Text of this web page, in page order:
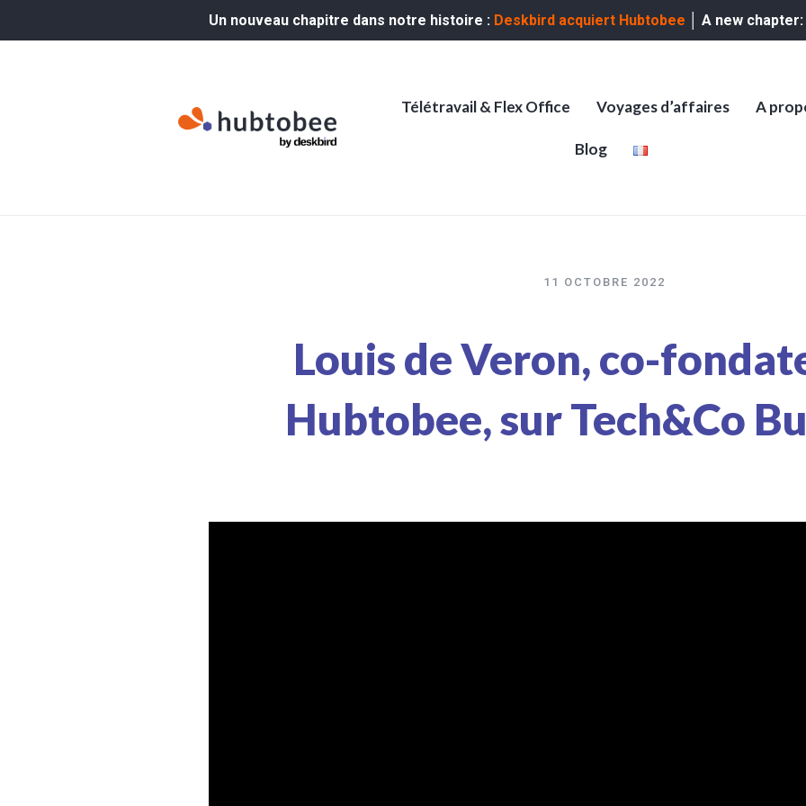
Un nouveau chapitre dans notre histoire : Deskbird acquiert Hubtobee │ A new chapter:
Télétravail & Flex Office Voyages d’affaires A
Blog
11 OCTOBRE 2022
Louis de Veron, co-
Hubtobee, sur Tech&Co